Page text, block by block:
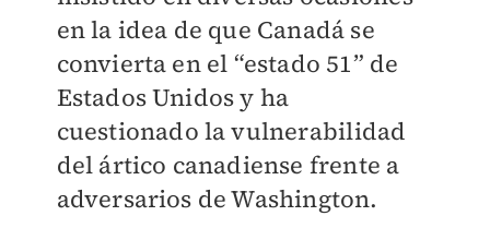
en la idea de que Canadá se
convierta en el “estado 51” de
Estados Unidos y ha
cuestionado la vulnerabilidad
del ártico canadiense frente a
adversarios de Washington.